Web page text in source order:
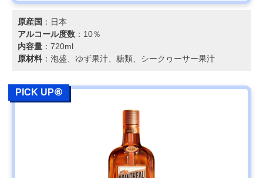
原産国 ：日本
アルコール度数 ：10％
内容量 ：720ml
原材料 ：泡盛、ゆず果汁、糖類、シークヮーサー果汁
PICK UP⑥